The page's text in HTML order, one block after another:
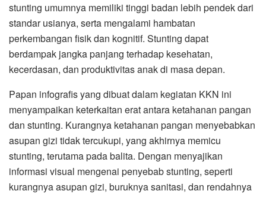
stunting umumnya memiliki tinggi badan lebih pendek dari
standar usianya, serta mengalami hambatan
perkembangan fisik dan kognitif. Stunting dapat
berdampak jangka panjang terhadap kesehatan,
kecerdasan, dan produktivitas anak di masa depan.
Papan infografis yang dibuat dalam kegiatan KKN ini
menyampaikan keterkaitan erat antara ketahanan pangan
dan stunting. Kurangnya ketahanan pangan menyebabkan
asupan gizi tidak tercukupi, yang akhirnya memicu
stunting, terutama pada balita. Dengan menyajikan
informasi visual mengenai penyebab stunting, seperti
kurangnya asupan gizi, buruknya sanitasi, dan rendahnya